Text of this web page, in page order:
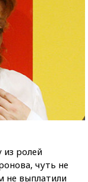
ролей
чуть не
не выплатили